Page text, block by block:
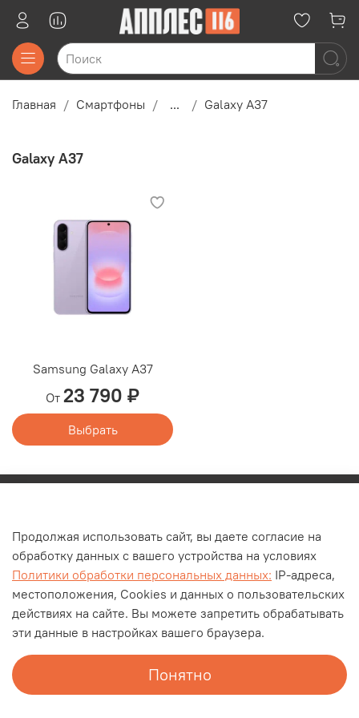
Главная Смартфоны ... Galaxy A37
Galaxy A37
Samsung Galaxy A37
От 23 790 ₽
Выбрать
О компании
Контакты
Оплата и доставка
Личный кабинет
Документы
Продолжая использовать сайт, вы даете согласие на
обработку данных с вашего устройства на условиях
Политики обработки персональных данных: IP-адреса,
местоположения, Cookies и данных о пользовательских
действиях на сайте. Вы можете запретить обрабатывать
эти данные в настройках вашего браузера.
Понятно